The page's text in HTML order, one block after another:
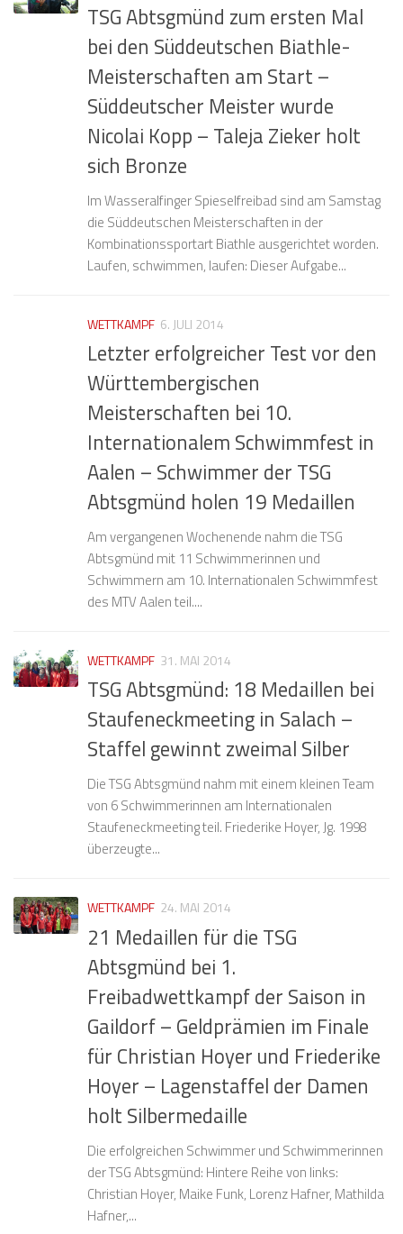
TSG Abtsgmünd zum ersten Mal
bei den Süddeutschen Biathle-
Meisterschaften am Start –
Süddeutscher Meister wurde
Nicolai Kopp – Taleja Zieker holt
sich Bronze
Im Wasseralfinger Spieselfreibad sind am Samstag
die Süddeutschen Meisterschaften in der
Kombinationssportart Biathle ausgerichtet worden.
Laufen, schwimmen, laufen: Dieser Aufgabe...
WETTKAMPF 6. JULI 2014
Letzter erfolgreicher Test vor den
Württembergischen
Meisterschaften bei 10.
Internationalem Schwimmfest in
Aalen – Schwimmer der TSG
Abtsgmünd holen 19 Medaillen
Am vergangenen Wochenende nahm die TSG
Abtsgmünd mit 11 Schwimmerinnen und
Schwimmern am 10. Internationalen Schwimmfest
des MTV Aalen teil....
WETTKAMPF 31. MAI 2014
TSG Abtsgmünd: 18 Medaillen bei
Staufeneckmeeting in Salach –
Staffel gewinnt zweimal Silber
Die TSG Abtsgmünd nahm mit einem kleinen Team
von 6 Schwimmerinnen am Internationalen
Staufeneckmeeting teil. Friederike Hoyer, Jg. 1998
überzeugte...
WETTKAMPF 24. MAI 2014
21 Medaillen für die TSG
Abtsgmünd bei 1.
Freibadwettkampf der Saison in
Gaildorf – Geldprämien im Finale
für Christian Hoyer und Friederike
Hoyer – Lagenstaffel der Damen
holt Silbermedaille
Die erfolgreichen Schwimmer und Schwimmerinnen
der TSG Abtsgmünd: Hintere Reihe von links:
Christian Hoyer, Maike Funk, Lorenz Hafner, Mathilda
Hafner,...